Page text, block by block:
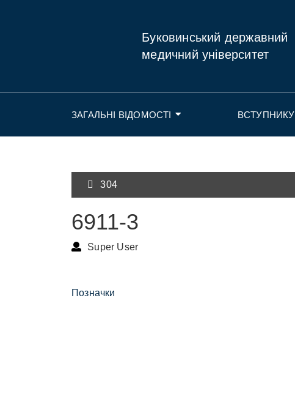
Буковинський державний
медичний університет
ЗАГАЛЬНІ ВІДОМОСТІ ВСТУПНИКУ
304
6911-3
Super User
Позначки